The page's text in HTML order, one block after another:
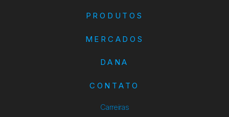
PRODUTOS
MERCADOS
DANA
CONTATO
Carreiras